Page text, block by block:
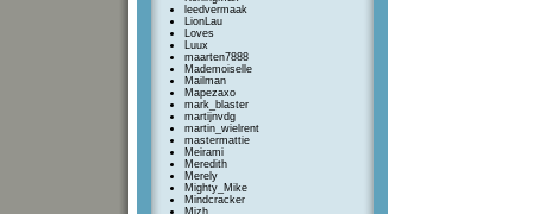
leedvermaak
LionLau
Loves
Luux
maarten7888
Mademoiselle
Mailman
Mapezaxo
mark_blaster
martijnvdg
martin_wielrent
mastermattie
Meirami
Meredith
Merely
Mighty_Mike
Mindcracker
Mizh